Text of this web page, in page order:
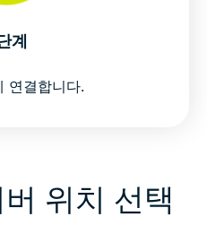
계
연결합니다.
위치 선택